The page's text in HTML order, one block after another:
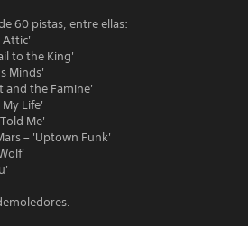
60 pistas, entre ellas:
Attic'
to the King'
Minds'
and the Famine'
Life'
Me'
– 'Uptown Funk'